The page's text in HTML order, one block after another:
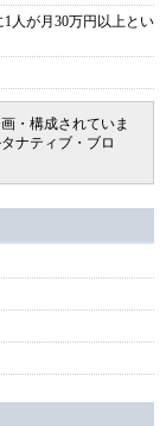
人が月30万円以上とい
・構成されていま
ナティブ・ブロ